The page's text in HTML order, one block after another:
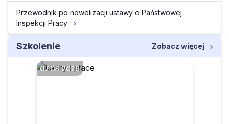
Przewodnik po nowelizacji ustawy o Państwowej
Inspekcji Pracy
Szkolenie Zobacz więcej
07.08.2026